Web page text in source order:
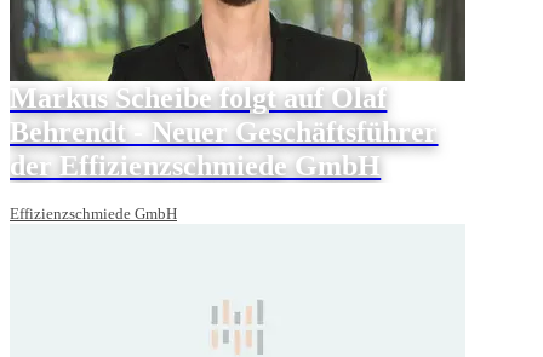
Markus Scheibe folgt auf Olaf
Behrendt - Neuer Geschäftsführer
der Effizienzschmiede GmbH
Effizienzschmiede GmbH